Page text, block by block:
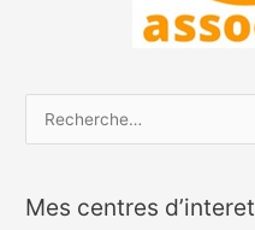
h
Mes centres d’interet